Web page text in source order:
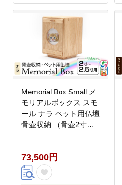
Memorial Box Small メ
モリアルボックス スモ
ール ナラ ペット用仏壇
骨壷収納 （骨壷2寸～
工芸館＞
73,500円